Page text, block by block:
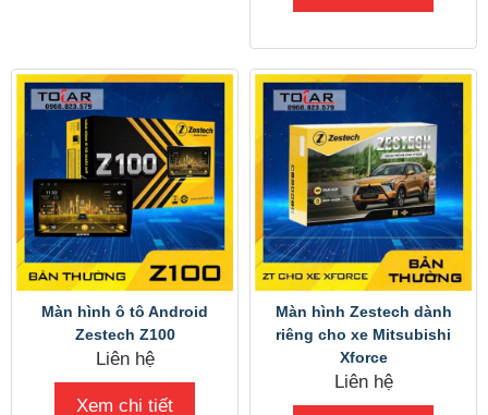
Màn hình ô tô Android
Zestech Z100
Liên hệ
Xem chi tiết
Màn hình Zestech dành
riêng cho xe Mitsubishi
Xforce
Liên hệ